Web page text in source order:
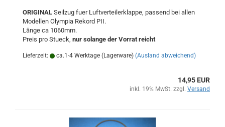
ORIGINAL Seilzug fuer Luftverteilerklappe, passend bei allen
Modellen Olympia Rekord PII.
Länge ca 1060mm.
Preis pro Stueck, nur solange der Vorrat reicht
Lieferzeit: ca.1-4 Werktage (Lagerware) (Ausland abweichend)
14,95 EUR
inkl. 19% MwSt. zzgl. Versand